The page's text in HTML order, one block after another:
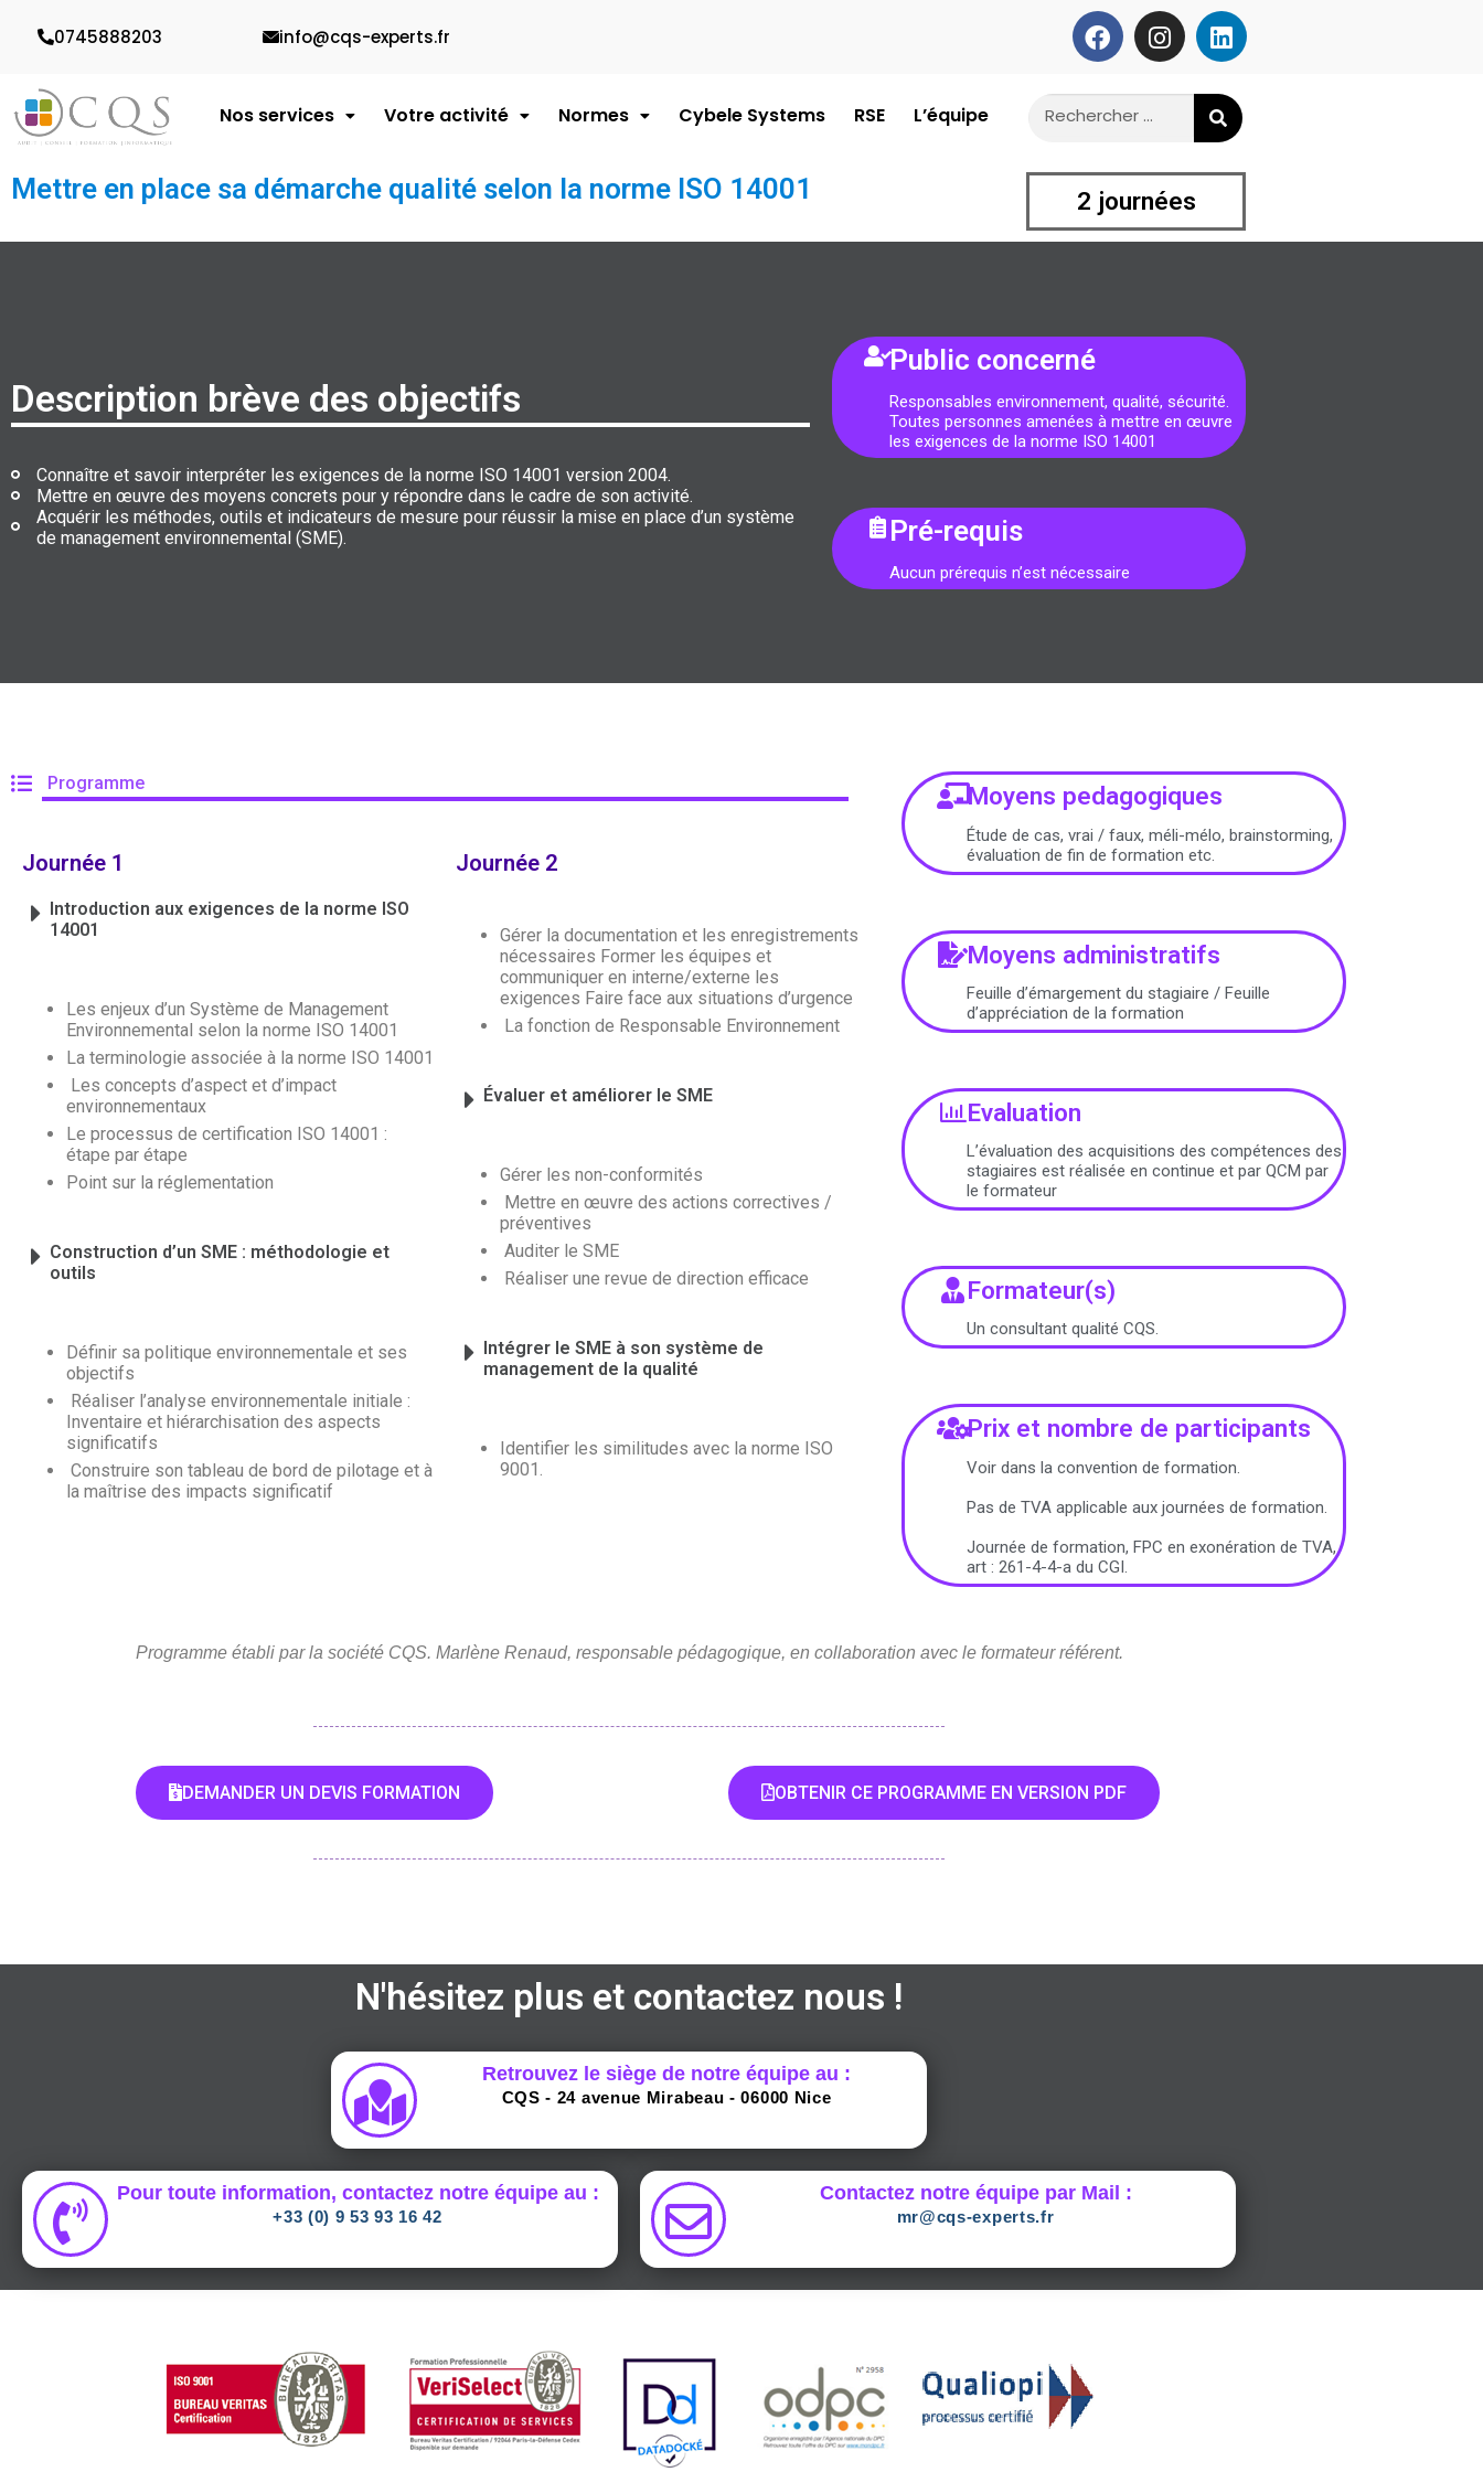
0745888203 info@cqs-experts.fr
Nos services Votre activité Normes Cybele Systems RSE L’équipe
Mettre en place sa démarche qualité selon la norme ISO 14001 2 journées
Description brève des objectifs
Connaître et savoir interpréter les exigences de la norme ISO 14001 version 2004.
Mettre en œuvre des moyens concrets pour y répondre dans le cadre de son activité.
Acquérir les méthodes, outils et indicateurs de mesure pour réussir la mise en place d’un système
de management environnemental (SME).
Public concerné
Responsables environnement, qualité, sécurité.
Toutes personnes amenées à mettre en œuvre
les exigences de la norme ISO 14001
Pré-requis
Aucun prérequis n’est nécessaire
Programme
Journée 1
Introduction aux exigences de la norme ISO
14001
Les enjeux d’un Système de Management
Environnemental selon la norme ISO 14001
La terminologie associée à la norme ISO 14001
Les concepts d’aspect et d’impact
environnementaux
Le processus de certification ISO 14001 :
étape par étape
Point sur la réglementation
Construction d’un SME : méthodologie et
outils
Définir sa politique environnementale et ses
objectifs
Réaliser l’analyse environnementale initiale :
Inventaire et hiérarchisation des aspects
significatifs
Construire son tableau de bord de pilotage et à
la maîtrise des impacts significatif
Journée 2
Gérer la documentation et les enregistrements
nécessaires Former les équipes et
communiquer en interne/externe les
exigences Faire face aux situations d’urgence
La fonction de Responsable Environnement
Évaluer et améliorer le SME
Gérer les non-conformités
Mettre en œuvre des actions correctives /
préventives
Auditer le SME
Réaliser une revue de direction efficace
Intégrer le SME à son système de
management de la qualité
Identifier les similitudes avec la norme ISO
9001.
Moyens pedagogiques
Étude de cas, vrai / faux, méli-mélo, brainstorming,
évaluation de fin de formation etc.
Moyens administratifs
Feuille d’émargement du stagiaire / Feuille
d’appréciation de la formation
Evaluation
L’évaluation des acquisitions des compétences des
stagiaires est réalisée en continue et par QCM par
le formateur
Formateur(s)
Un consultant qualité CQS.
Prix et nombre de participants
Voir dans la convention de formation.
Pas de TVA applicable aux journées de formation.
Journée de formation, FPC en exonération de TVA,
art : 261-4-4-a du CGI.
Programme établi par la société CQS. Marlène Renaud, responsable pédagogique, en collaboration avec le formateur référent.
DEMANDER UN DEVIS FORMATION OBTENIR CE PROGRAMME EN VERSION PDF
N'hésitez plus et contactez nous !
Retrouvez le siège de notre équipe au :
CQS - 24 avenue Mirabeau - 06000 Nice​
Pour toute information, contactez notre équipe au :
+33 (0) 9 53 93 16 42
Contactez notre équipe par Mail :
mr@cqs-experts.fr